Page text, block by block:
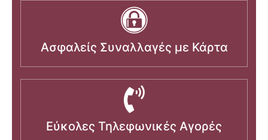
Ασφαλείς Συναλλαγές με Κάρτα
Εύκολες Τηλεφωνικές Αγορές